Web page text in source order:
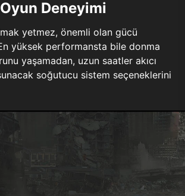
Deneyimi
yetmez, önemli olan gücü
yüksek performansta bile donma
yaşamadan, uzun saatler akıcı
soğutucu sistem seçeneklerini